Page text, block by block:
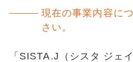
現在の事業内容に
さい。
「SISTA.J（シスタ ジェ